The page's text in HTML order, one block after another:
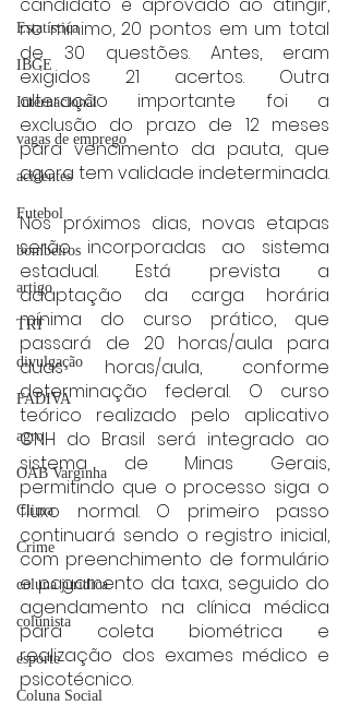
Estatística
IBGE
Internacional
vagas de emprego
acidentes
Futebol
bombeiros
artigo
TRT
divulgação
FADIVA
agro
OAB Varginha
Clima
Crime
coluna juridica
colunista
esporte
Coluna Social
no mínimo, 20 pontos em um total
de 30 questões. Antes, eram
exigidos 21 acertos. Outra
alteração importante foi a
exclusão do prazo de 12 meses
para vencimento da pauta, que
agora tem validade indeterminada.
Nos próximos dias, novas etapas
serão incorporadas ao sistema
estadual. Está prevista a
adaptação da carga horária
mínima do curso prático, que
passará de 20 horas/aula para
duas horas/aula, conforme
determinação federal. O curso
teórico realizado pelo aplicativo
CNH do Brasil será integrado ao
sistema de Minas Gerais,
permitindo que o processo siga o
fluxo normal. O primeiro passo
continuará sendo o registro inicial,
com preenchimento de formulário
e pagamento da taxa, seguido do
agendamento na clínica médica
para coleta biométrica e
realização dos exames médico e
psicotécnico.